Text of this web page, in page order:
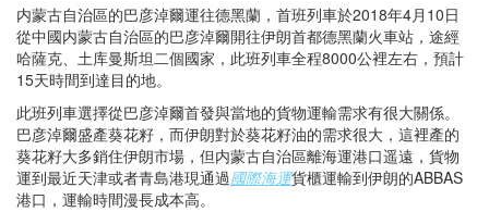
内蒙古自治區的巴彦淖爾運往德黑蘭，首班列車於2018年4月10日
從中國内蒙古自治區的巴彦淖爾開往伊朗首都德黑蘭火車站，途經
哈薩克、土库曼斯坦二個國家，此班列車全程8000公裡左右，預計
15天時間到達目的地。
此班列車選擇從巴彦淖爾首發與當地的貨物運輸需求有很大關係。
巴彦淖爾盛產葵花籽，而伊朗對於葵花籽油的需求很大，這裡產的
葵花籽大多銷住伊朗市場，但内蒙古自治區離海運港口遥遠，貨物
運到最近天津或者青島港現通過國際海運貨櫃運輸到伊朗的ABBAS
港口，運輸時間漫長成本高。